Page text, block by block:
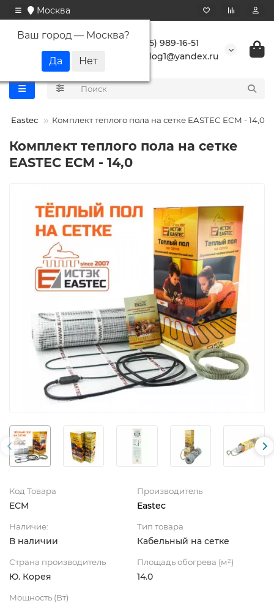
Москва
Ваш город — Москва?
+7 (495) 989-16-51
buranlog1@yandex.ru
Eastec Комплект теплого пола на сетке EASTEC ECM - 14,0
Комплект теплого пола на сетке
EASTEC ECM - 14,0
Код Товара
ECM
Производитель
Eastec
Наличие:
В наличии
Тип товара
Кабельный на сетке
Страна производитель
Ю. Корея
Площадь обогрева (м²)
14.0
Мощность (Вт)